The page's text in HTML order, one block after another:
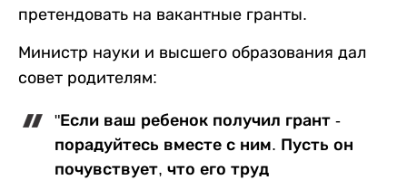
претендовать на вакантные гранты.
Министр науки и высшего образования дал
совет родителям:
"Если ваш ребенок получил грант -
порадуйтесь вместе с ним. Пусть он
почувствует, что его труд